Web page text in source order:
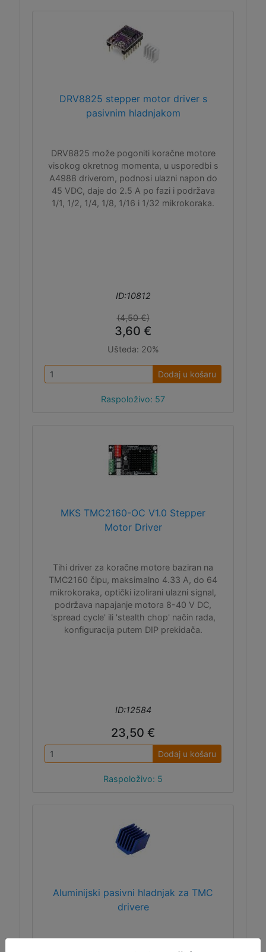
DRV8825 stepper motor driver s
pasivnim hladnjakom
DRV8825 može pogoniti koračne motore
visokog okretnog momenta, u usporedbi s
A4988 driverom, podnosi ulazni napon do
45 VDC, daje do 2.5 A po fazi i podržava
1/1, 1/2, 1/4, 1/8, 1/16 i 1/32 mikrokoraka.
ID:10812
(4,50 €)
3,60 €
Ušteda: 20%
Dodaj u košaru
Raspoloživo: 57
MKS TMC2160-OC V1.0 Stepper
Motor Driver
Tihi driver za koračne motore baziran na
TMC2160 čipu, maksimalno 4.33 A, do 64
mikrokoraka, optički izolirani ulazni signal,
podržava napajanje motora 8-40 V DC,
'spread cycle' ili 'stealth chop' način rada,
konfiguracija putem DIP prekidača.
ID:12584
23,50 €
Dodaj u košaru
Raspoloživo: 5
Aluminijski pasivni hladnjak za TMC
drivere